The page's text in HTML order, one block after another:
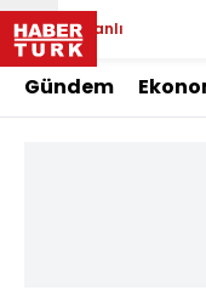
Canlı
Gündem